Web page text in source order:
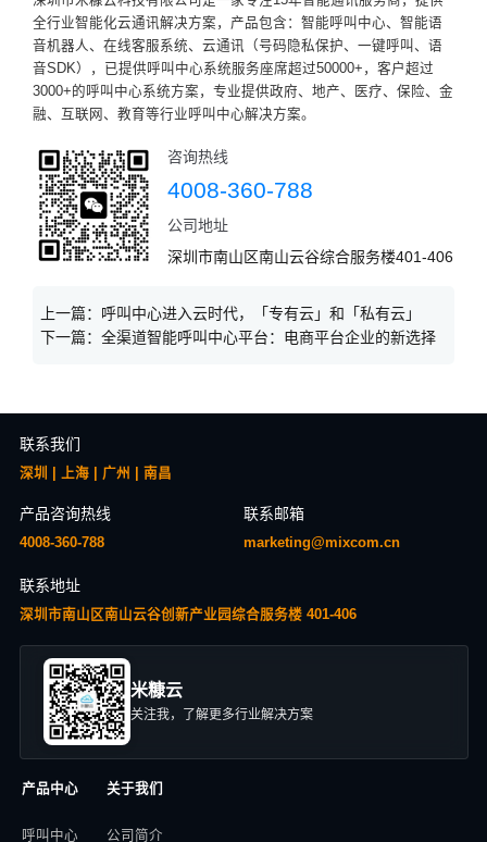
全行业智能化云通讯解决方案，产品包含：智能呼叫中心、智能语
音机器人、在线客服系统、云通讯（号码隐私保护、一键呼叫、语
音SDK），已提供呼叫中心系统服务座席超过50000+，客户超过
3000+的呼叫中心系统方案，专业提供政府、地产、医疗、保险、金
融、互联网、教育等行业呼叫中心解决方案。
咨询热线
4008-360-788
公司地址
深圳市南山区南山云谷综合服务楼401-406
上一篇： 呼叫中心进入云时代，「专有云」和「私有云」
下一篇： 全渠道智能呼叫中心平台：电商平台企业的新选择
联系我们
深圳 | 上海 | 广州 | 南昌
产品咨询热线
4008-360-788
联系邮箱
marketing@mixcom.cn
联系地址
深圳市南山区南山云谷创新产业园综合服务楼 401-406
米糠云
关注我，了解更多行业解决方案
产品中心
呼叫中心
关于我们
公司简介